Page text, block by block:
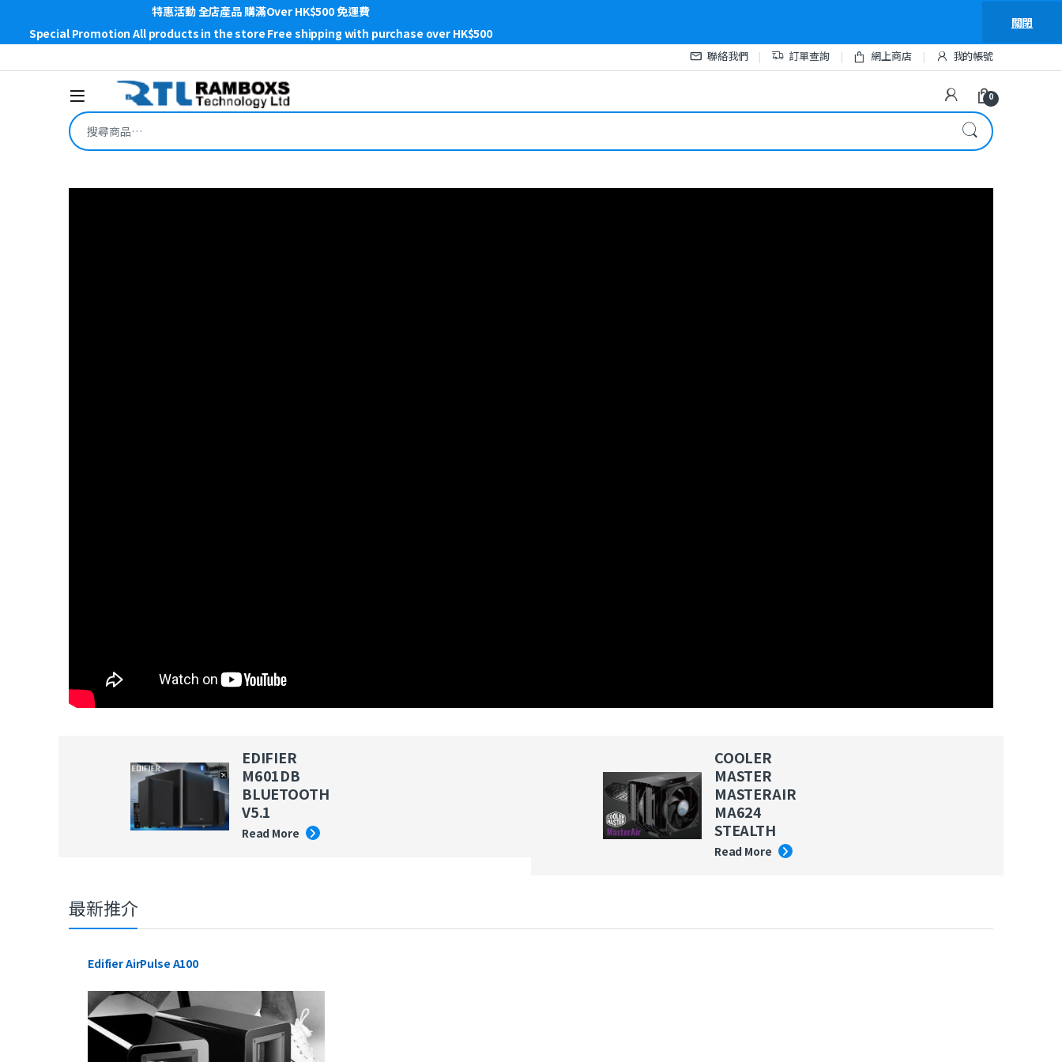
特惠活動 全店產品 購滿Over HK$500 免運費
Special Promotion All products in the store Free shipping with purchase over HK$500
關閉
Skip to navigation
Skip to content 聯絡我們 訂單查詢 網上商店 我的帳號
Open 0
搜尋關鍵字:
EDIFIER
M601DB
BLUETOOTH
V5.1
Read More
COOLER
MASTER
MASTERAIR
MA624
STEALTH
Read More
最新推介
Edifier AirPulse A100